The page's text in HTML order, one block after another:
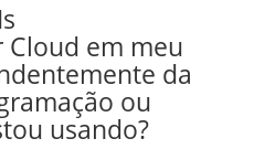
Cloud em meu
da
ou
usando?